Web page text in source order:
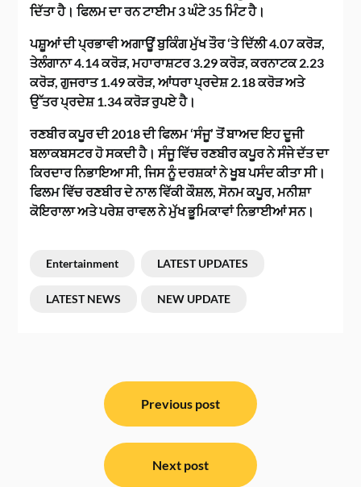
ਦਿੱਤਾ ਹੈ। ਫਿਲਮ ਦਾ ਰਨ ਟਾਈਮ 3 ਘੰਟੇ 35 ਮਿੰਟ ਹੈ।
ਪਸ਼ੂਆਂ ਦੀ ਪ੍ਰਭਾਵੀ ਅਗਾਊਂ ਬੁਕਿੰਗ ਮੁੱਖ ਤੌਰ ‘ਤੇ ਦਿੱਲੀ 4.07 ਕਰੋੜ,
ਤੇਲੰਗਾਨਾ 4.14 ਕਰੋੜ, ਮਹਾਰਾਸ਼ਟਰ 3.29 ਕਰੋੜ, ਕਰਨਾਟਕ 2.23
ਕਰੋੜ, ਗੁਜਰਾਤ 1.49 ਕਰੋੜ, ਆਂਧਰਾ ਪ੍ਰਦੇਸ਼ 2.18 ਕਰੋੜ ਅਤੇ
ਉੱਤਰ ਪ੍ਰਦੇਸ਼ 1.34 ਕਰੋੜ ਰੁਪਏ ਹੈ।
ਰਣਬੀਰ ਕਪੂਰ ਦੀ 2018 ਦੀ ਫਿਲਮ ‘ਸੰਜੂ’ ਤੋਂ ਬਾਅਦ ਇਹ ਦੂਜੀ
ਬਲਾਕਬਸਟਰ ਹੋ ਸਕਦੀ ਹੈ। ਸੰਜੂ ਵਿੱਚ ਰਣਬੀਰ ਕਪੂਰ ਨੇ ਸੰਜੇ ਦੱਤ ਦਾ
ਕਿਰਦਾਰ ਨਿਭਾਇਆ ਸੀ, ਜਿਸ ਨੂੰ ਦਰਸ਼ਕਾਂ ਨੇ ਖੂਬ ਪਸੰਦ ਕੀਤਾ ਸੀ।
ਫਿਲਮ ਵਿੱਚ ਰਣਬੀਰ ਦੇ ਨਾਲ ਵਿੱਕੀ ਕੌਸ਼ਲ, ਸੋਨਮ ਕਪੂਰ, ਮਨੀਸ਼ਾ
ਕੋਇਰਾਲਾ ਅਤੇ ਪਰੇਸ਼ ਰਾਵਲ ਨੇ ਮੁੱਖ ਭੂਮਿਕਾਵਾਂ ਨਿਭਾਈਆਂ ਸਨ।
Entertainment LATEST UPDATES
LATEST NEWS NEW UPDATE
Previous post
Next post